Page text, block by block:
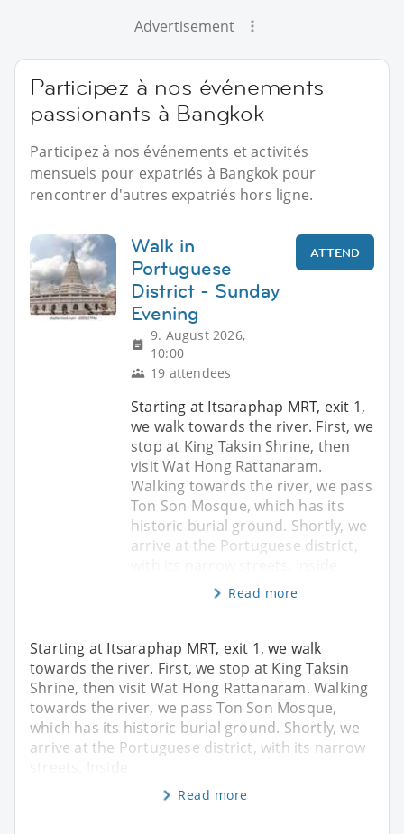
Advertisement
Participez à nos événements
passionants à Bangkok
Participez à nos événements et activités
mensuels pour expatriés à Bangkok pour
rencontrer d'autres expatriés hors ligne.
Walk in
Portuguese
District - Sunday
Evening
9. August 2026,
10:00
19 attendees
ATTEND
Starting at Itsaraphap MRT, exit 1,
we walk towards the river. First, we
stop at King Taksin Shrine, then
visit Wat Hong Rattanaram.
Walking towards the river, we pass
Ton Son Mosque, which has its
historic burial ground. Shortly, we
arrive at the Portuguese district,
Read more
Starting at Itsaraphap MRT, exit 1, we walk
towards the river. First, we stop at King Taksin
Shrine, then visit Wat Hong Rattanaram. Walking
towards the river, we pass Ton Son Mosque,
which has its historic burial ground. Shortly, we
arrive at the Portuguese district, with its narrow
Read more